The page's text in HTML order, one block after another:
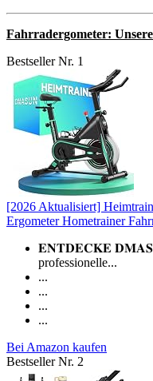
Fahrradergometer:
Bestseller Nr. 1
[2026 Aktualisiert]
Ergometer Hometrainer
𝐄𝐍𝐓𝐃𝐄𝐂𝐊𝐄
professionelle...
...
...
...
...
Bei Amazon kaufen
Bestseller Nr. 2